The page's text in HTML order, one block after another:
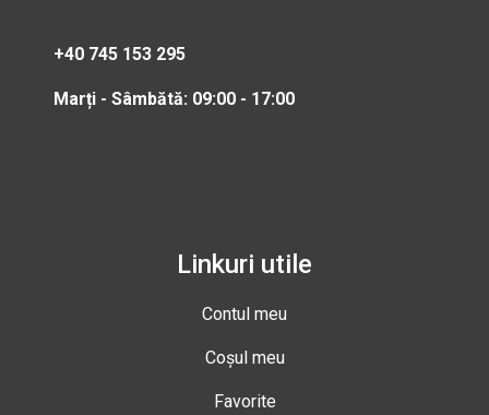
+40 745 153 295
Marți - Sâmbătă: 09:00 - 17:00
Linkuri utile
Contul meu
Coșul meu
Favorite